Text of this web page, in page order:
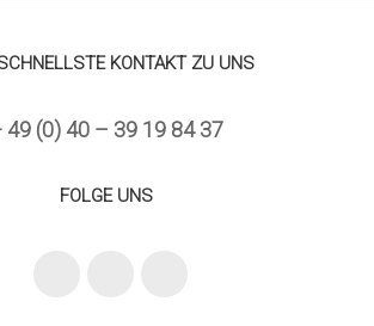
KONTAKT ZU UNS
49 (0) 40 – 39 19 84 37
FOLGE UNS